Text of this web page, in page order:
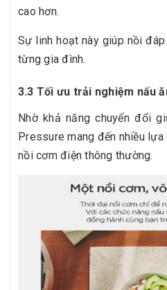
cao hơn.
Sự linh hoạt này giúp nồi
từng gia đình.
3.3 Tối ưu trải nghiệm nấu
Nhờ khả năng chuyển đổi
Pressure mang đến nhiều
nồi cơm điện thông thường.